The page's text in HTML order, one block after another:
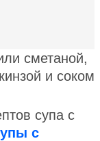
сметаной,
и соком
супа с
с